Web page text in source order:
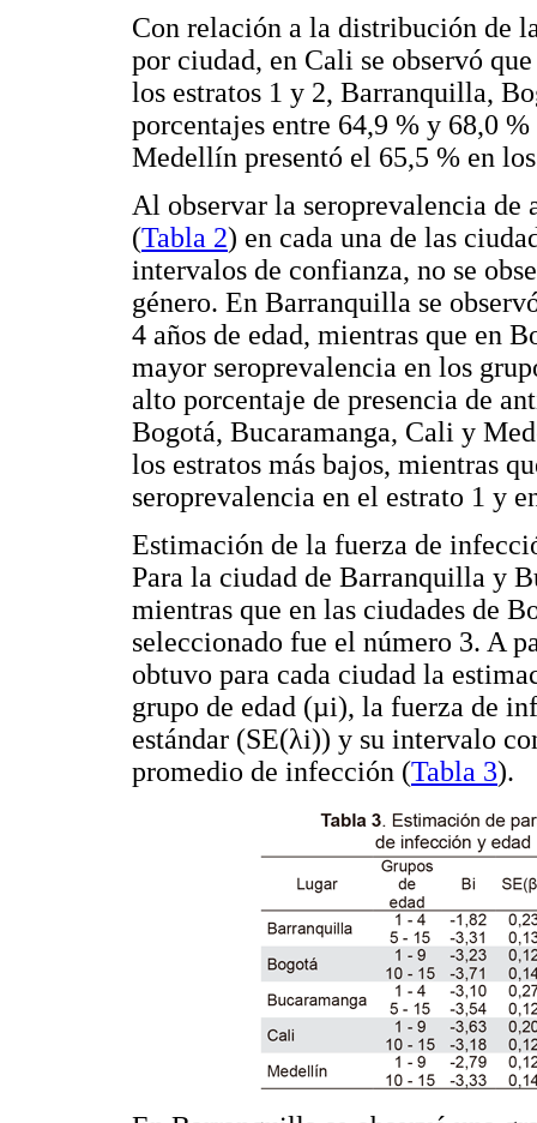
Con relación a la distribución de
por ciudad, en Cali se observó
los estratos 1 y 2, Barranquilla,
porcentajes entre 64,9 % y 68,0
Medellín presentó el 65,5 % en
Al observar la seroprevalencia
(Tabla 2) en cada una de las
intervalos de confianza, no se
género. En Barranquilla se
4 años de edad, mientras que en
mayor seroprevalencia en los
alto porcentaje de presencia de
Bogotá, Bucaramanga, Cali y
los estratos más bajos, mientras
seroprevalencia en el estrato 1 y
Estimación de la fuerza de
Para la ciudad de Barranquilla y
mientras que en las ciudades de
seleccionado fue el número 3. A
obtuvo para cada ciudad la
grupo de edad (µi), la fuerza de
estándar (SE(λi)) y su intervalo
promedio de infección (Tabla 3).